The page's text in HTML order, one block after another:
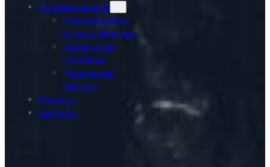
Стройматериалы
Пиломатериалы
и доска обрезная
Доска сухая
строганая
Деревянные
настилы
Проекты
Контакты
РЕЖИМ РАБОТЫ